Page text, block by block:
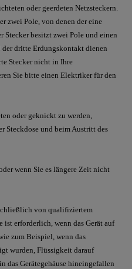
oder geerdeten Netzsteckern.
zwei Pole, von denen der eine
Stecker besitzt zwei Pole und einen
dritte Erdungskontakt dienen
Stecker nicht in Ihre
Sie bitte einen Elektriker für den
oder geknickt zu werden,
Steckdose und beim Austritt des
wenn Sie es längere Zeit nicht
von qualifiziertem
ist erforderlich, wenn das Gerät auf
zum Beispiel, wenn das
wurden, Flüssigkeit darauf
das Gerätegehäuse hineingefallen